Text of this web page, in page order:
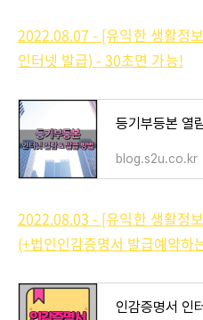
2022.08.07 - [유익한 생활정
인터넷 발급) - 30초면 가능!
blog.s2u.co.kr
2022.08.03 - [유익한 생활정
(+법인인감증명서 발급예약하